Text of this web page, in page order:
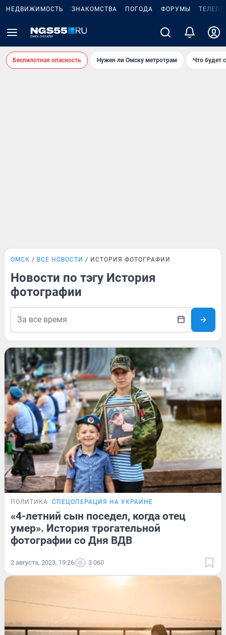
НЕДВИЖИМОСТЬ ЗНАКОМСТВА ПОГОДА ФОРУМЫ
Беспилотная опасность Нужен ли Омску метротрам Что будет
ОМСК ВСЕ НОВОСТИ ИСТОРИЯ ФОТОГРАФИИ
Новости по тэгу История
фотографии
ПОЛИТИКА СПЕЦОПЕРАЦИЯ НА УКРАИНЕ
«4-летний сын поседел, когда отец
умер». История трогательной
фотографии со Дня ВДВ
2 августа, 2023, 19:26 3 060